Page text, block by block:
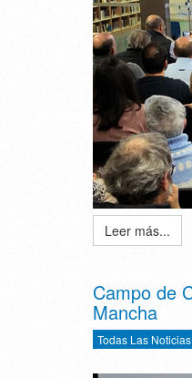
Leer más...
Campo de
Mancha
Todas Las Noticias